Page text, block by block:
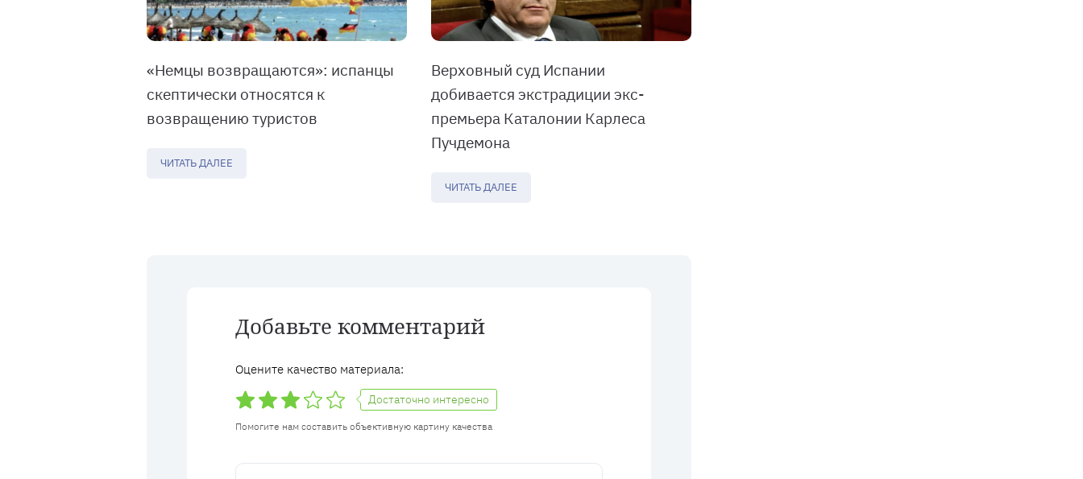
«Немцы возвращаются»: испанцы
скептически относятся к
возвращению туристов
ЧИТАТЬ ДАЛЕЕ
Верховный суд Испании
добивается экстрадиции экс-
премьера Каталонии Карлеса
Пучдемона
ЧИТАТЬ ДАЛЕЕ
Добавьте комментарий
Оцените качество материала:
Достаточно интересно
Помогите нам составить объективную картину качества